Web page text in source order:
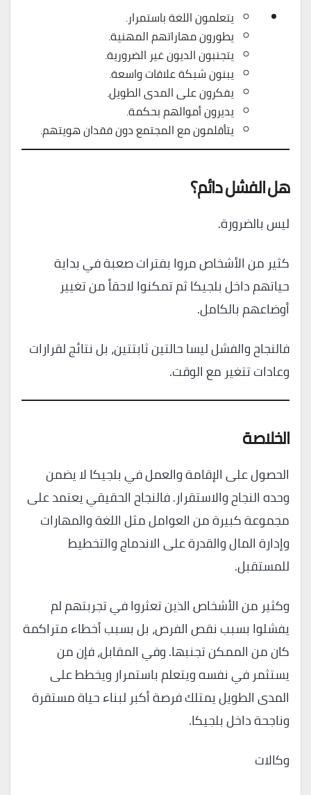
يتعلمون اللغة باستمرار.
يطورون مهاراتهم المهنية.
يتجنبون الديون غير الضرورية.
يبنون شبكة علاقات واسعة.
يفكرون على المدى الطويل.
يديرون أموالهم بحكمة.
يتأقلمون مع المجتمع دون فقدان هويتهم.
هل الفشل دائم؟
ليس بالضرورة.
كثير من الأشخاص مروا بفترات صعبة في بداية
حياتهم داخل بلجيكا ثم تمكنوا لاحقاً من تغيير
أوضاعهم بالكامل.
فالنجاح والفشل ليسا حالتين ثابتتين، بل نتائج لقرارات
وعادات تتغير مع الوقت.
الخلاصة
الحصول على الإقامة والعمل في بلجيكا لا يضمن
وحده النجاح والاستقرار. فالنجاح الحقيقي يعتمد على
مجموعة كبيرة من العوامل مثل اللغة والمهارات
وإدارة المال والقدرة على الاندماج والتخطيط
للمستقبل.
وكثير من الأشخاص الذين تعثروا في تجربتهم لم
يفشلوا بسبب نقص الفرص، بل بسبب أخطاء متراكمة
كان من الممكن تجنبها. وفي المقابل، فإن من
يستثمر في نفسه ويتعلم باستمرار ويخطط على
المدى الطويل يمتلك فرصة أكبر لبناء حياة مستقرة
وناجحة داخل بلجيكا.
وكالات